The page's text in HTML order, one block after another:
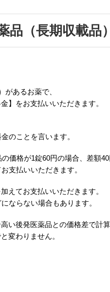
品（長期収載品
あるお薬で、
】をお支払いいただきます。
のことを言います。
価格が1錠60円の場合、差額40
支払いいただきます。
えてお支払いいただきます。
ならない場合もあります。
い後発医薬品との価格差で計算
変わりません。